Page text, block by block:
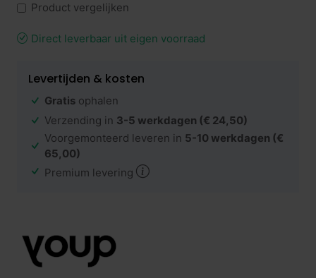
Product vergelijken
Direct leverbaar uit eigen voorraad
Levertijden & kosten
Gratis ophalen
Verzending in 3-5 werkdagen (€ 24,50)
Voorgemonteerd leveren in 5-10 werkdagen (€
65,00)
Premium levering